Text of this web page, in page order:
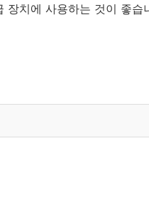
치에 사용하는 것이 좋